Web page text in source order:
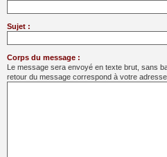
Sujet :
Corps du message :
Le message sera envoyé en texte brut, sans
retour du message correspond à votre adresse